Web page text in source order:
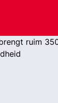
Divisie